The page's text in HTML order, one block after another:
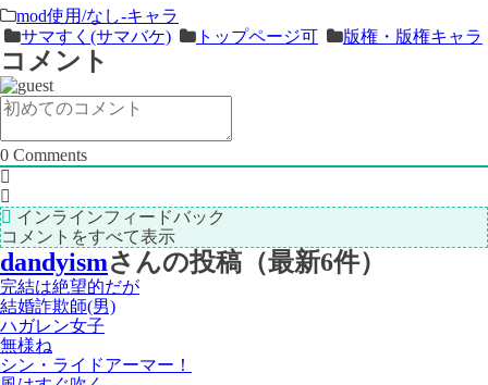
＜
次
の
記
事
前
の
記
事
＞
mod使用/なし-キャラ
サマすく(サマバケ)
トップページ可 版権・版権キャラ
コメント
0 Comments
インラインフィードバック
コメントをすべて表示
dandyismさんの投稿（最新6件）
完結は絶望的だが
結婚詐欺師(男)
ハガレン女子
無様ね
シン・ライドアーマー！